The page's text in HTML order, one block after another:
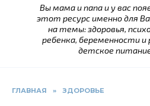
Вы мама и папа и у вас
этот ресурс именно для
на темы: здоровья,
ребенка, беременности и
детское
ГЛАВНАЯ » ЗДОРОВЬЕ